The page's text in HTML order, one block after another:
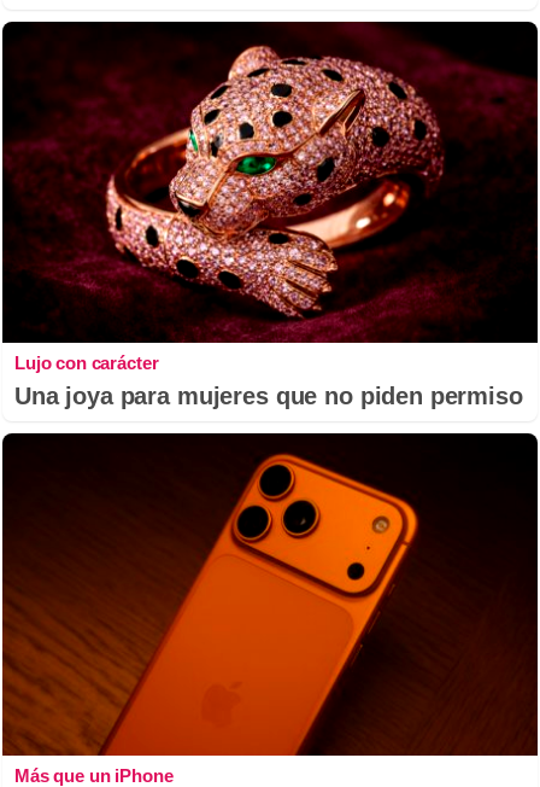
Lujo con carácter
Una joya para mujeres que no piden permiso
Más que un iPhone